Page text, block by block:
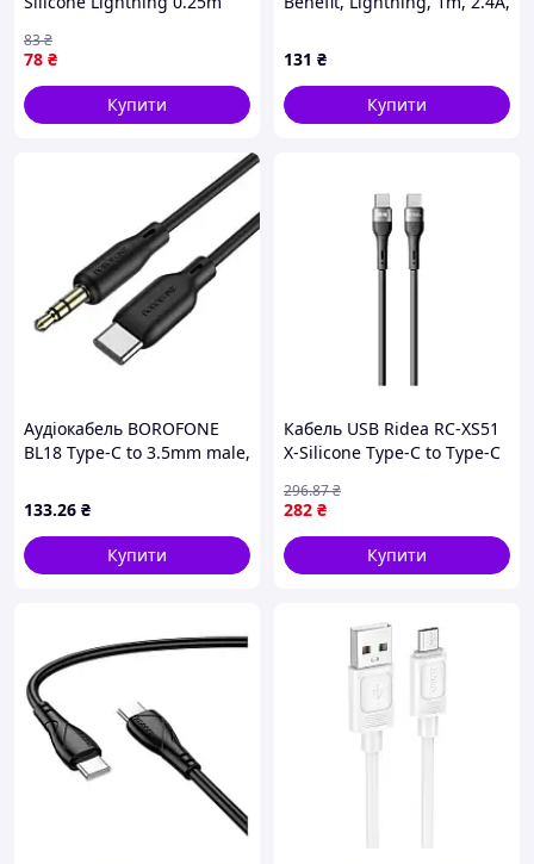
(17001930)
78 ₴
83₴
Купити
131 ₴
Купити
Аудіокабель BOROFONE
BL18 Type-C to 3.5mm male,
133.26 ₴
Купити
Кабель USB Ridea RC-XS51
X-Silicone Type-C to Type-C
(16999722)
282 ₴
296.87₴
Купити